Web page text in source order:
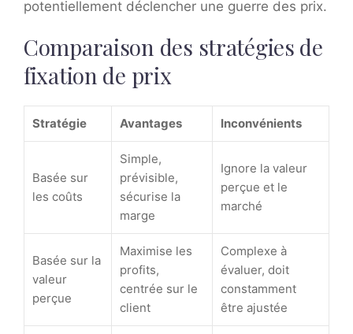
potentiellement déclencher une guerre des prix.
Comparaison des stratégies de
fixation de prix
Stratégie Avantages Inconvénients
Basée sur
les coûts
Simple,
prévisible,
sécurise la
marge
Ignore la valeur
perçue et le
marché
Basée sur la
valeur
perçue
Maximise les
profits,
centrée sur le
client
Complexe à
évaluer, doit
constamment
être ajustée